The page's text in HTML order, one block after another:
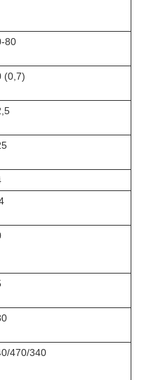
80
(0,7)
470/340